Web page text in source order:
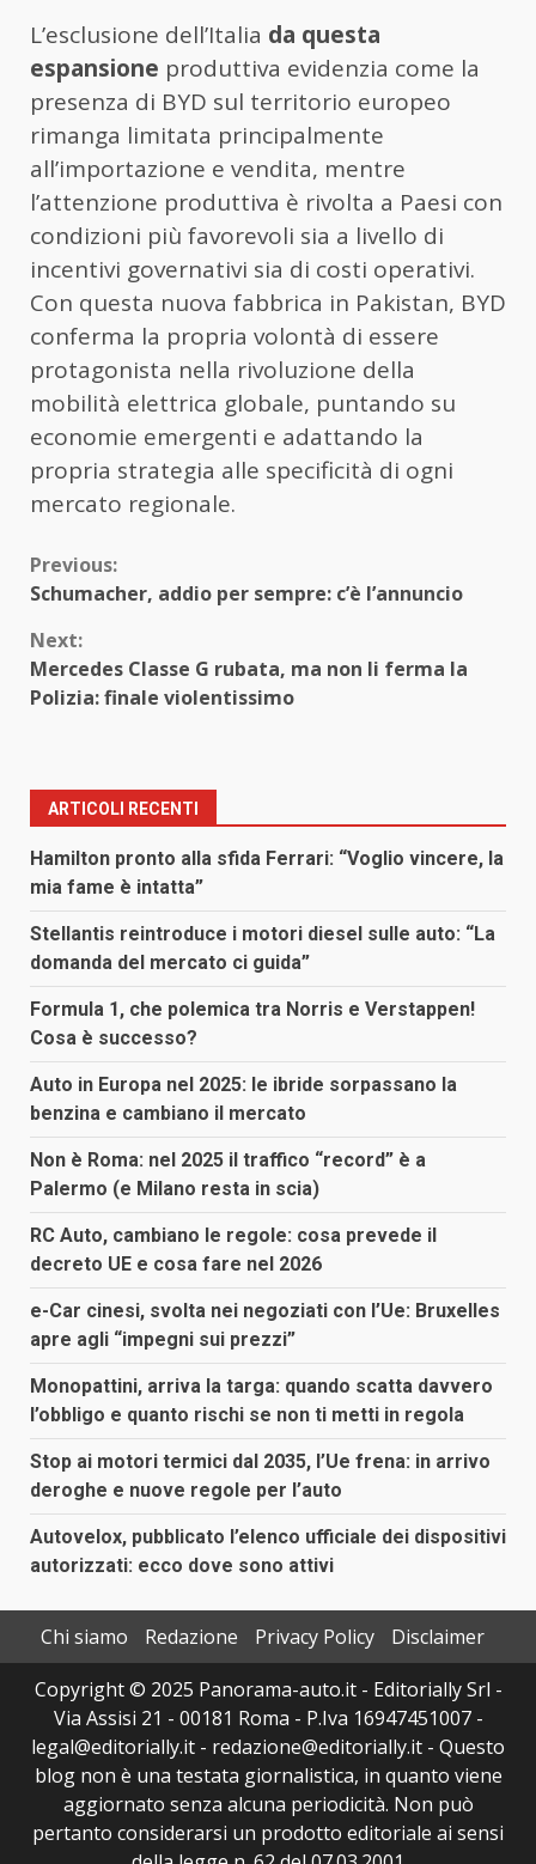
L’esclusione dell’Italia da questa
espansione produttiva evidenzia come la
presenza di BYD sul territorio europeo
rimanga limitata principalmente
all’importazione e vendita, mentre
l’attenzione produttiva è rivolta a Paesi con
condizioni più favorevoli sia a livello di
incentivi governativi sia di costi operativi.
Con questa nuova fabbrica in Pakistan, BYD
conferma la propria volontà di essere
protagonista nella rivoluzione della
mobilità elettrica globale, puntando su
economie emergenti e adattando la
propria strategia alle specificità di ogni
mercato regionale.
Continue
Previous:
Schumacher, addio per sempre: c’è l’annuncio
Next:
Mercedes Classe G rubata, ma non li ferma la
Polizia: finale violentissimo
ARTICOLI RECENTI
Hamilton pronto alla sfida Ferrari: “Voglio vincere, la
mia fame è intatta”
Stellantis reintroduce i motori diesel sulle auto: “La
domanda del mercato ci guida”
Formula 1, che polemica tra Norris e Verstappen!
Cosa è successo?
Auto in Europa nel 2025: le ibride sorpassano la
benzina e cambiano il mercato
Non è Roma: nel 2025 il traffico “record” è a
Palermo (e Milano resta in scia)
RC Auto, cambiano le regole: cosa prevede il
decreto UE e cosa fare nel 2026
e-Car cinesi, svolta nei negoziati con l’Ue: Bruxelles
apre agli “impegni sui prezzi”
Monopattini, arriva la targa: quando scatta davvero
l’obbligo e quanto rischi se non ti metti in regola
Stop ai motori termici dal 2035, l’Ue frena: in arrivo
deroghe e nuove regole per l’auto
Autovelox, pubblicato l’elenco ufficiale dei dispositivi
autorizzati: ecco dove sono attivi
Chi siamo Redazione Privacy Policy
Disclaimer
Copyright © 2025 Panorama-auto.it - Editorially Srl -
Via Assisi 21 - 00181 Roma - P.Iva 16947451007 -
legal@editorially.it - redazione@editorially.it - Questo
blog non è una testata giornalistica, in quanto viene
aggiornato senza alcuna periodicità. Non può
pertanto considerarsi un prodotto editoriale ai sensi